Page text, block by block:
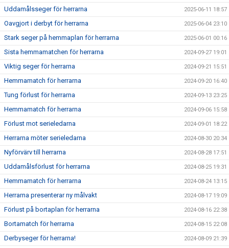
Uddamålsseger för herrarna 2025-06-11 18:57
Oavgjort i derbyt för herrarna 2025-06-04 23:10
Stark seger på hemmaplan för herrarna 2025-06-01 00:16
Sista hemmamatchen för herrarna 2024-09-27 19:01
Viktig seger för herrarna 2024-09-21 15:51
Hemmamatch för herrarna 2024-09-20 16:40
Tung förlust för herrarna 2024-09-13 23:25
Hemmamatch för herrarna 2024-09-06 15:58
Förlust mot serieledarna 2024-09-01 18:22
Herrarna möter serieledarna 2024-08-30 20:34
Nyförvärv till herrarna 2024-08-28 17:51
Uddamålsförlust för herrarna 2024-08-25 19:31
Hemmamatch för herrarna 2024-08-24 13:15
Herrarna presenterar ny målvakt 2024-08-17 19:09
Förlust på bortaplan för herrarna 2024-08-16 22:38
Bortamatch för herrarna 2024-08-15 22:08
Derbyseger för herrarna! 2024-08-09 21:39